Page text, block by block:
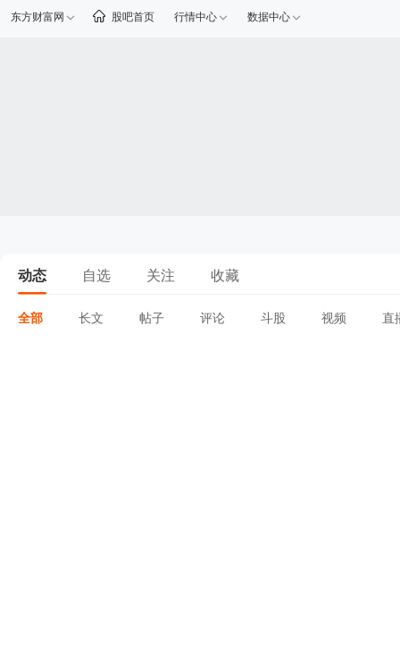
东方财富网 股吧首页 行情中心 数据中心
动态 自选 关注 收藏
全部 长文 帖子 评论 斗股 视频 直